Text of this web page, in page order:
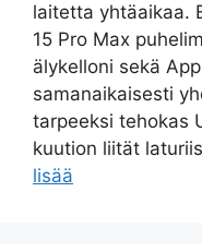
laitetta yhtäaikaa.
15 Pro Max
älykelloni sekä
samanaikaisesti
tarpeeksi tehokas
kuution liität
lisää